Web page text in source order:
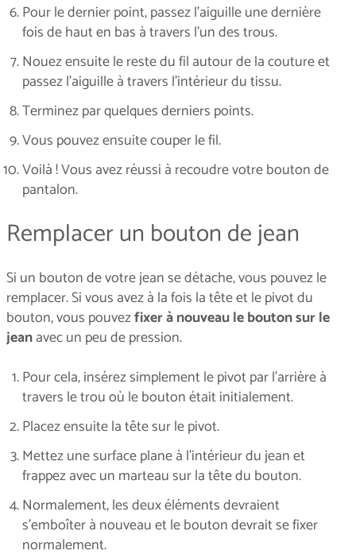
Pour le dernier point, passez l’aiguille une dernière
fois de haut en bas à travers l’un des trous.
Nouez ensuite le reste du fil autour de la couture et
passez l’aiguille à travers l’intérieur du tissu.
Terminez par quelques derniers points.
Vous pouvez ensuite couper le fil.
Voilà ! Vous avez réussi à recoudre votre bouton de
pantalon.
Remplacer un bouton de jean
Si un bouton de votre jean se détache, vous pouvez le
remplacer. Si vous avez à la fois la tête et le pivot du
bouton, vous pouvezfixer à nouveau le bouton sur le
jeanavec un peu de pression.
Pour cela, insérez simplement le pivot par l’arrière à
travers le trou où le bouton était initialement.
Placez ensuite la tête sur le pivot.
Mettez une surface plane à l’intérieur du jean et
frappez avec un marteau sur la tête du bouton.
Normalement, les deux éléments devraient
s’emboîter à nouveau et le bouton devrait se fixer
normalement.